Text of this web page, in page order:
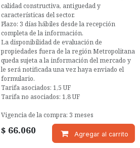
calidad constructiva, antiguedad y
características del sector.
Plazo: 3 días hábiles desde la recepción
completa de la información.
La disponibilidad de evaluación de
propiedades fuera de la región Metropolitana
queda sujeta a la información del mercado y
le será notificada una vez haya enviado el
formulario.
Tarifa asociados: 1,5 UF
Tarifa no asociados: 1,8 UF
Vigencia de la compra: 3 meses
$ 66.060 Agregar al carrito